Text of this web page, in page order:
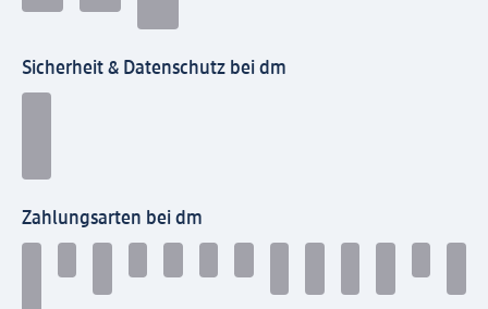
Sicherheit & Datenschutz bei dm
Zahlungsarten bei dm